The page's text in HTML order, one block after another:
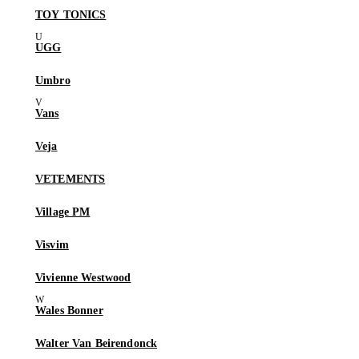
TOY TONICS
UGG
Umbro
Vans
Veja
VETEMENTS
Village PM
Visvim
Vivienne Westwood
Wales Bonner
Walter Van Beirendonck